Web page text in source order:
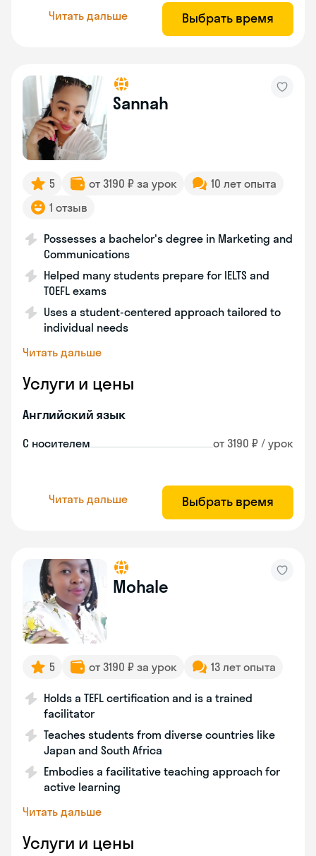
Читать дальше Выбрать время
Sannah
5 от 3190 ₽ за урок
10 лет опыта
1 отзыв
Possesses a bachelor's degree in Marketing and
Communications
Helped many students prepare for IELTS and
TOEFL exams
Uses a student-centered approach tailored to
individual needs
Читать дальше
Услуги и цены
Английский язык
С носителем от 3190 ₽ / урок
Читать дальше Выбрать время
Mohale
5 от 3190 ₽ за урок 13 лет опыта
Holds a TEFL certification and is a trained
facilitator
Teaches students from diverse countries like
Japan and South Africa
Embodies a facilitative teaching approach for
active learning
Читать дальше
Услуги и цены